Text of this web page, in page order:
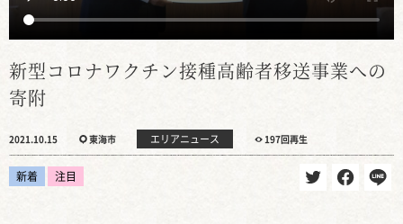
新型コロナワクチン接種高齢者移送事業への
寄附
2021.10.15 東海市 エリアニュース 197回再生
新着 注目